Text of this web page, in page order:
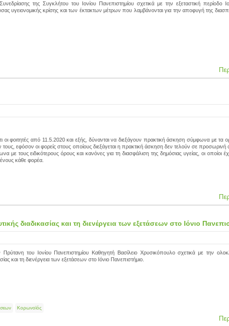
της Συγκλήτου του Ιονίου Πανεπιστημίου σχετικά με την εξεταστική περίοδο
υγειονομικής κρίσης και των έκτακτων μέτρων που λαμβάνονται για την αποφυγή της
οι φοιτητές από 11.5.2020 και εξής, δύνανται να διεξάγουν πρακτική άσκηση σύμφωνα με τα
εφόσον οι φορείς στους οποίους διεξάγεται η πρακτική άσκηση δεν τελούν σε
με τους ειδικότερους όρους και κανόνες για τη διασφάλιση της δημόσιας υγείας, οι οποίοι
κάθε φορέα.
διαδικασίας και τη διενέργεια των εξετάσεων στο Ιόνιο
του Ιονίου Πανεπιστημίου Καθηγητή Βασίλειο Χρυσικόπουλο σχετικά με την
και τη διενέργεια των εξετάσεων στο Ιόνιο Πανεπιστήμιο.
Κορωνοϊός